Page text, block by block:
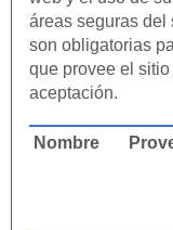
áreas seguras del
son obligatorias
que provee el
aceptación.
Nombre